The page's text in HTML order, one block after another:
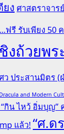
ยง ศาสตราจาร
ฟรี รับเพียง 50
ถ้วยพร
ประสานมิตร
and Modern
กิน ไหว้ อิ่มบุญ”
แล้ว!“ศ.ด